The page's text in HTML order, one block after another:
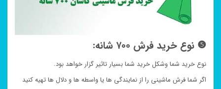
❺ نوع خرید فرش ۷۰۰ شانه:
نوع خرید شما وشکل خرید شما بسیار تاثیر گزار خواهد بود.
اگر شما فرش ماشینی را از نمایندگی ها یا واسطه ها و دلال ها تهیه کنید